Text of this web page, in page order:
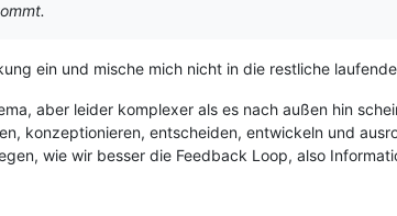
ein und mische mich nicht in die restliche
aber leider komplexer als es nach außen hin
konzeptionieren, entscheiden, entwickeln und
wie wir besser die Feedback Loop, also